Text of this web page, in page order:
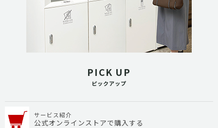
PICK UP
ピックアップ
サービス紹介
公式オンラインストアで購入する